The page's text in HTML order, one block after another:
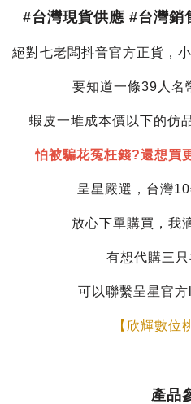
#台灣現貨供應 #台灣
絕對七老闆抖音官方正貨，
要知道一條39人名
蝦皮一堆成本價以下的仿
怕被騙花冤枉錢?還想買
呈星嚴選，台灣
放心下單購買，我
有想代購三只
可以聯繫呈星官
【欣輝數位
產品